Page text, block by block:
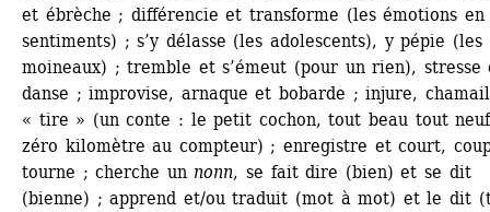
et ébrèche ; différencie et transforme (les émotions en
sentiments) ; s’y délasse (les adolescents), y pépie (les
moineaux) ; tremble et s’émeut (pour un rien), stresse
danse ; improvise, arnaque et bobarde ; injure,
« tire » (un conte : le petit cochon, tout beau tout
zéro kilomètre au compteur) ; enregistre et court,
tourne ; cherche un nonn, se fait dire (bien) et se dit
(bienne) ; apprend et/ou traduit (mot à mot) et le dit